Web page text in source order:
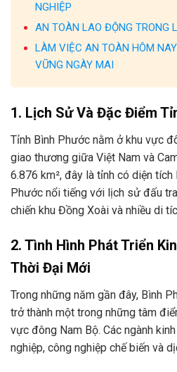
NGHIỆP
AN TOÀN LAO ĐỘNG TRONG
LÀM VIỆC AN TOÀN HÔM
VỮNG NGÀY MAI
1. Lịch Sử Và Đặc Điểm
Tỉnh Bình Phước nằm ở khu vực
giao thương giữa Việt Nam và
6.876 km², đây là tỉnh có diện tích
Phước nổi tiếng với lịch sử đấu
chiến khu Đồng Xoài và nhiều di
2. Tình Hình Phát Triển
Thời Đại Mới
Trong những năm gần đây, Bình
trở thành một trong những tâm
vực đông Nam Bộ. Các ngành
nghiệp, công nghiệp chế biến và